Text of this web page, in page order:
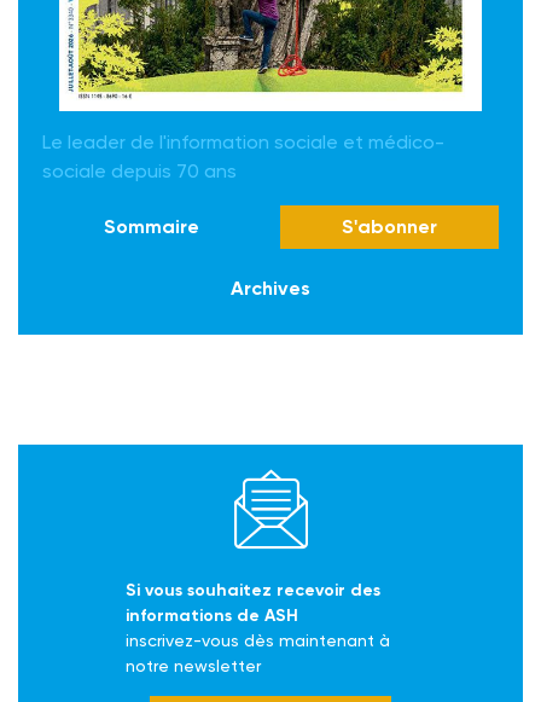
Le leader de l'information sociale et médico-
sociale depuis 70 ans
Sommaire S'abonner
Archives
Si vous souhaitez recevoir des
informations de ASH
inscrivez-vous dès maintenant à
notre newsletter